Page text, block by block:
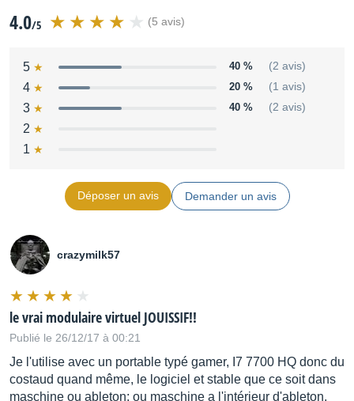
4.0/5 (5 avis)
5 40 % (2 avis)
4 20 % (1 avis)
3 40 % (2 avis)
2
1
Déposer un avis Demander un avis
crazymilk57
le vrai modulaire virtuel JOUISSIF!!
Publié le 26/12/17 à 00:21
Je l'utilise avec un portable typé gamer, I7 7700 HQ donc du
costaud quand même, le logiciel et stable que ce soit dans
maschine ou ableton; ou maschine a l'intérieur d'ableton.